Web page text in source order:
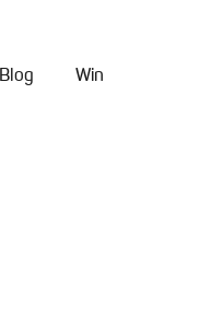
Blog Win